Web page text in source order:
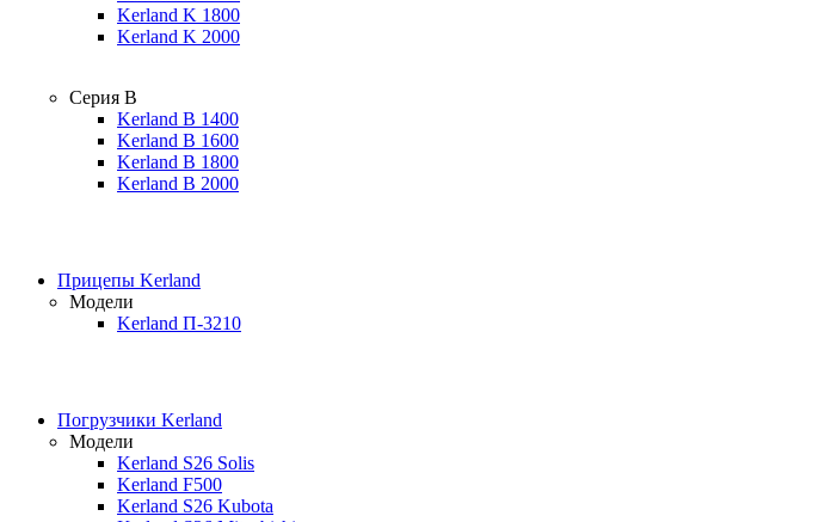
Kerland K 1800
Kerland K 2000
Серия B
Kerland B 1400
Kerland B 1600
Kerland B 1800
Kerland B 2000
Прицепы Kerland
Модели
Kerland П-3210
Погрузчики Kerland
Модели
Kerland S26 Solis
Kerland F500
Kerland S26 Kubota